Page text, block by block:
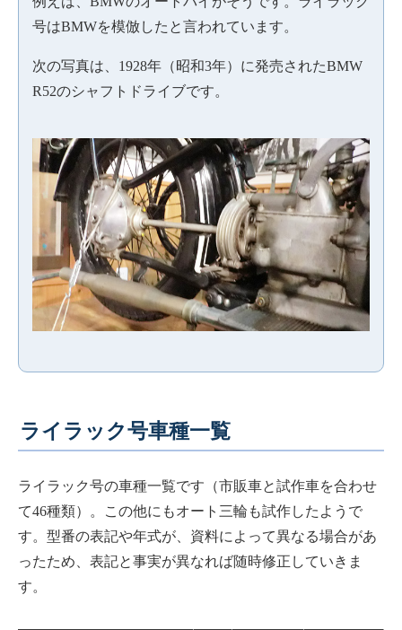
号はBMWを模倣したと言われています。
次の写真は、1928年（昭和3年）に発売されたBMW
R52のシャフトドライブです。
ライラック号車種一覧
ライラック号の車種一覧です（市販車と試作車を合わせ
て46種類）。この他にもオート三輪も試作したようで
す。型番の表記や年式が、資料によって異なる場合があ
ったため、表記と事実が異なれば随時修正していきま
す。